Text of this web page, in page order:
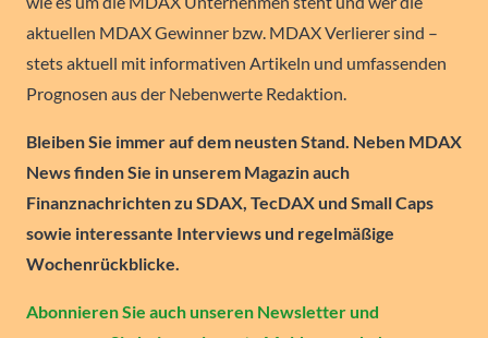
aktuellen MDAX Gewinner bzw. MDAX Verlierer sind –
stets aktuell mit informativen Artikeln und umfassenden
Prognosen aus der Nebenwerte Redaktion.
Bleiben Sie immer auf dem neusten Stand. Neben MDAX
News finden Sie in unserem Magazin auch
Finanznachrichten zu SDAX, TecDAX und Small Caps
sowie interessante Interviews und regelmäßige
Wochenrückblicke.
Abonnieren Sie auch unseren Newsletter und